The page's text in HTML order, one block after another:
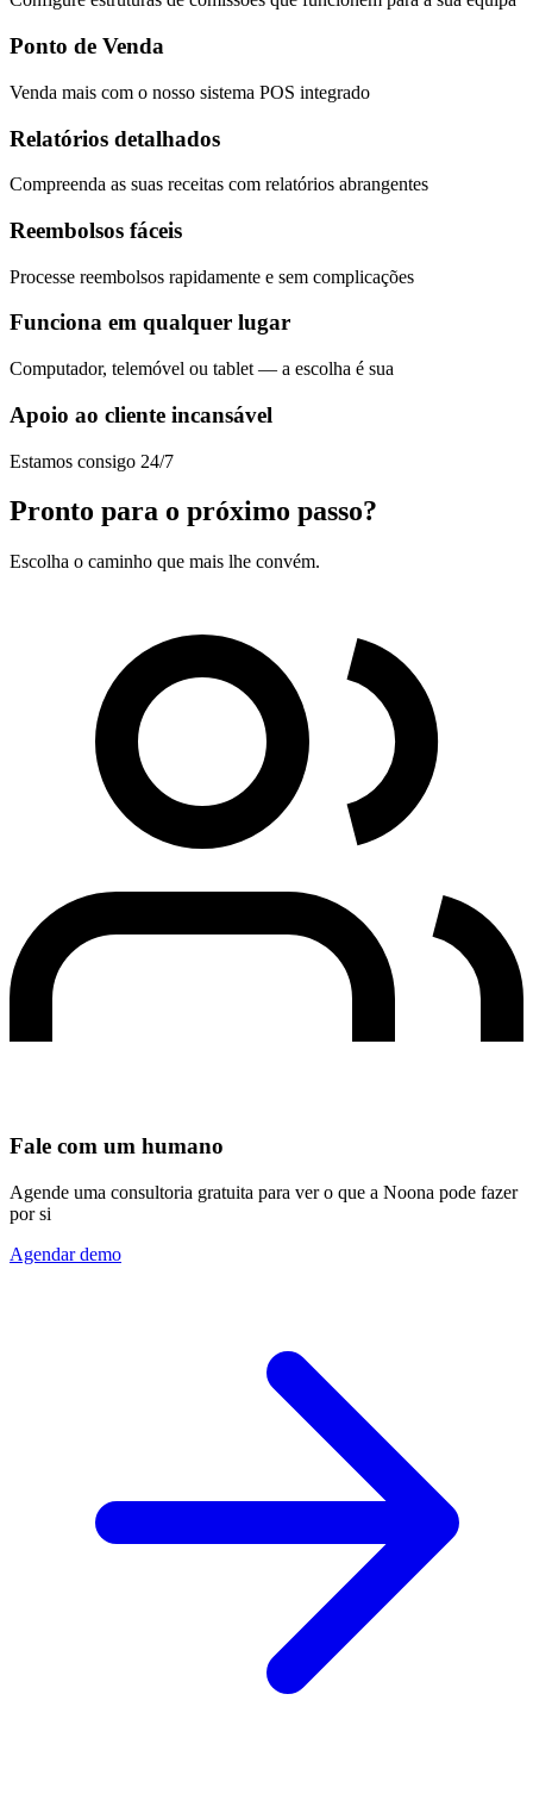
Ponto de Venda
Venda mais com o nosso sistema POS integrado
Relatórios detalhados
Compreenda as suas receitas com relatórios abrangentes
Reembolsos fáceis
Processe reembolsos rapidamente e sem complicações
Funciona em qualquer lugar
Computador, telemóvel ou tablet — a escolha é sua
Apoio ao cliente incansável
Estamos consigo 24/7
Pronto para o próximo passo?
Escolha o caminho que mais lhe convém.
Fale com um humano
Agende uma consultoria gratuita para ver o que a Noona pode fazer
por si
Agendar demo